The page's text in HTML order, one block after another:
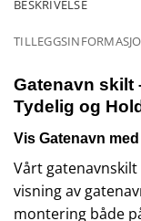
BESKRIVELSE
Gatenavn
Tydelig og
Vis Gatenavn
Vårt
visning av
montering både